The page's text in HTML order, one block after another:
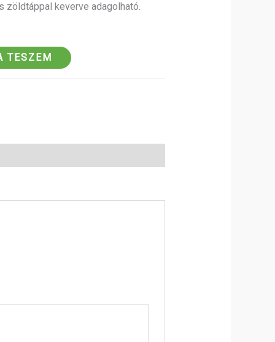
zöldtáppal keverve adagolható.
TESZEM